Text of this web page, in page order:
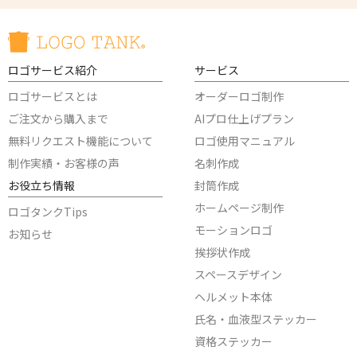
ロゴサービス紹介
ロゴサービスとは
ご注文から購入まで
無料リクエスト機能について
制作実績・お客様の声
お役立ち情報
ロゴタンクTips
お知らせ
サービス
オーダーロゴ制作
AIプロ仕上げプラン
ロゴ使用マニュアル
名刺作成
封筒作成
ホームページ制作
モーションロゴ
挨拶状作成
スペースデザイン
ヘルメット本体
氏名・血液型ステッカー
資格ステッカー